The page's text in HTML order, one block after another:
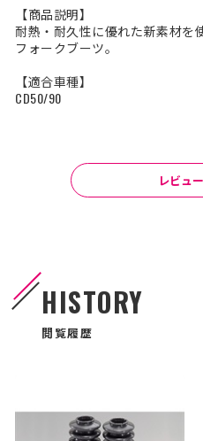
【商品説明】
耐熱・耐久性に優れた新素材を
フォークブーツ。
【適合車種】
CD50/90
レビュ
HISTORY
閲覧履歴